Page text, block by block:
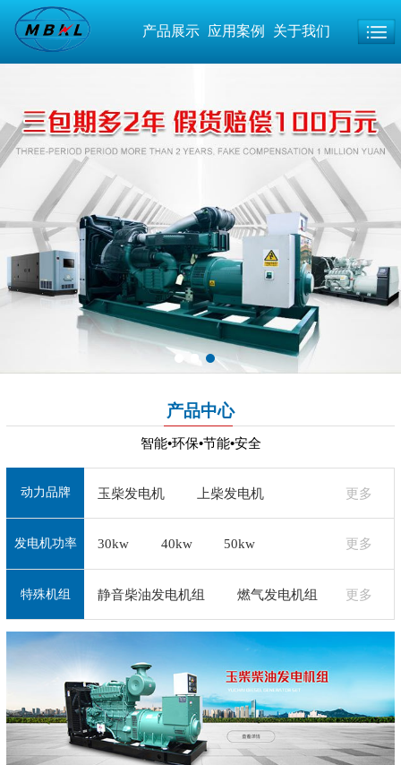
产品展示 应用案例 关于我们
产品中心
智能•环保•节能•安全
动力品牌 更多
+
玉柴发电机 上柴发电机
潍柴发电机 济柴发电机
通柴发电机 无锡动力发电机
沃尔沃发电机
珀金斯发电机
发电机功率 更多
+
30kw 40kw 50kw
特殊机组 更多
静音柴油发电机组 燃气发电机组